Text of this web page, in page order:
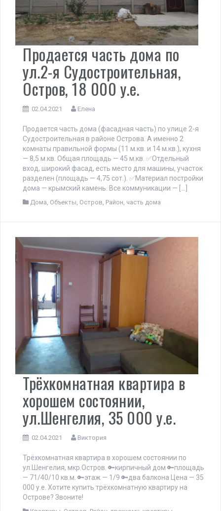
Продается часть дома по
ул.2-я Судостроительная,
Остров, 18 000 у.е.
02.04.2021 Елена
Продается часть дома (фасадная часть) по улице 2-я
Судостроительная в районе Острова. А именно 2
комнаты правильной формы (11 м.кв. и 14 м.кв.), кухня
— 8,5 м.кв. Общая площадь — 45 м.кв. ✅Отдельный
вход, широкий фасад, есть место для машины, участок
разделен (площадь — 4,75 сот.). ✅Материал постройки
дома — крымский камень. Все коммуникации — […]
Дома Объекты Остров Район часть дома
Трёхкомнатная квартира в
хорошем состоянии,
ул.Шенгелия, 35 000 у.е.
02.04.2021 Виктория
Трёхкомнатная квартира в хорошем состоянии по
ул.Шенгелия, мкр.Остров. 🔑кирпичный дом 🔑площадь
— 71/40/10 кв.м. 🔑этаж — 1/9 🔑два балкона Цена — 35
000 у.е. Хотите купить трёхкомнатную квартиру на
Острове? Звоните!